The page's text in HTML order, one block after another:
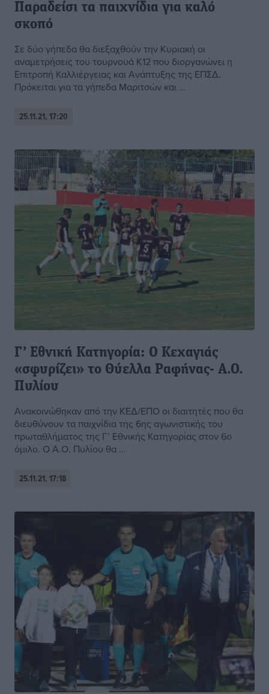
Παραδείσι τα παιχνίδια για καλό
σκοπό
Σε δύο γήπεδα θα διεξαχθούν την Κυριακή οι
αναμετρήσεις του τουρνουά Κ12 που διοργανώνει η
Επιτροπή Καλλιέργειας και Ανάπτυξης της ΕΠΣΔ.
Πρόκειται για τα γήπεδα Μαριτσών και ...
25.11.21, 17:20
Γ’ Εθνική Κατηγορία: Ο Κεχαγιάς
«σφυρίζει» το Θύελλα Ραφήνας- Α.Ο.
Πυλίου
Ανακοινώθηκαν από την ΚΕΔ/ΕΠΟ οι διαιτητές που θα
διευθύνουν τα παιχνίδια της 6ης αγωνιστικής του
πρωταθλήματος της Γ’ Εθνικής Κατηγορίας στον 6ο
όμιλο. Ο Α.Ο. Πυλίου θα ...
25.11.21, 17:18